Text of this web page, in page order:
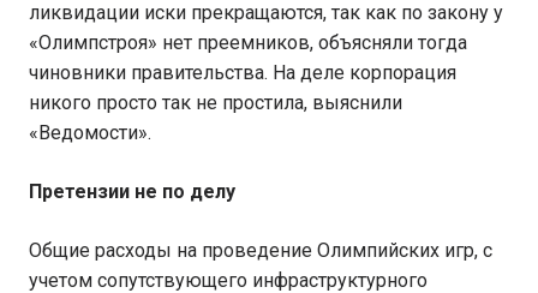
ликвидации иски прекращаются, так как по закону у
«Олимпстроя» нет преемников, объясняли тогда
чиновники правительства. На деле корпорация
никого просто так не простила, выяснили
«Ведомости».
Претензии не по делу
Общие расходы на проведение Олимпийских игр, с
учетом сопутствующего инфраструктурного